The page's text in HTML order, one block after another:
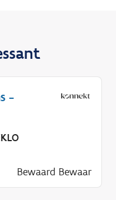
-
Bewaard Bewaar